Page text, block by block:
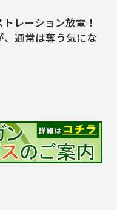
レーション放電！
通常は奪う気にな